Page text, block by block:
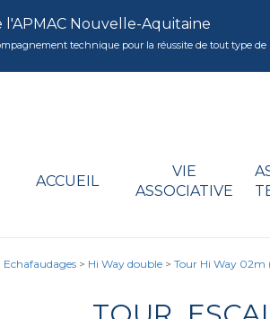
Nouvelle-Aquitaine
technique pour la réussite de tout type
ACCUEIL
VIE
ASSOCIATIVE
Echafaudages > Hi Way double > Tour Hi Way 02m